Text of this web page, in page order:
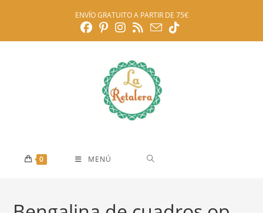
ENVÍO GRATUITO A PARTIR DE 75€
0 MENÚ